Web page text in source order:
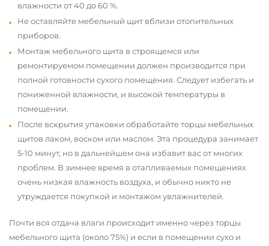
влажности от 40 до 60 %.
Не оставляйте мебельный щит вблизи отопительных
приборов.
Монтаж мебельного щита в строящемся или
ремонтируемом помещении должен производится при
полной готовности сухого помещения. Следует избегать и
пониженной влажности, и высокой температуры в
помещении.
После вскрытия упаковки обработайте торцы мебельных
щитов лаком, воском или маслом. Эта процедура занимает
5-10 минут, но в дальнейшем она избавит вас от многих
проблем. В зимнее время в отапливаемых помещениях
очень низкая влажность воздуха, и обычно никто не
утруждается покупкой и монтажом увлажнителей.
Почти вся отдача влаги происходит именно через торцы
мебельного щита (около 75%) и если в помещении сухо и